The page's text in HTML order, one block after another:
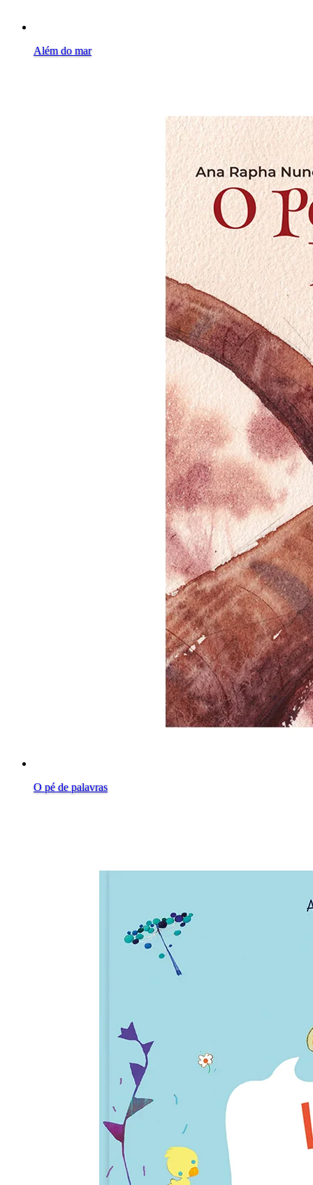
Além do mar
O pé de palavras